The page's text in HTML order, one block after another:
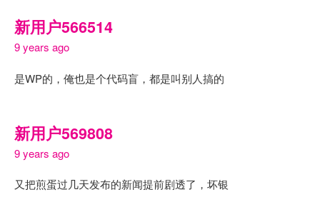
新用户566514
9 years ago
是WP的，俺也是个代码盲，都是叫别人搞的
新用户569808
9 years ago
又把煎蛋过几天发布的新闻提前剧透了，坏银